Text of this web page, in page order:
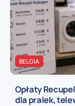
BELGIA
Opłaty
dla pralek,